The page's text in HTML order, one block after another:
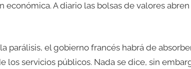
económica. A diario las bolsas de valores
parálisis, el gobierno francés habrá de
los servicios públicos. Nada se dice, sin